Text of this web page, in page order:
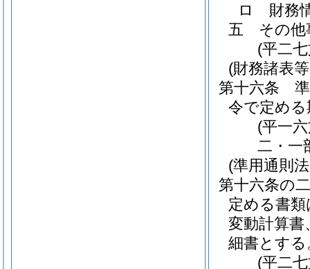
ロ
財務
五
その
(平二
(財務諸表
第十六条
令で定め
(平一
二・一
(準用通則
第十六条の二
定める書
変動計算
細書とする
(平二